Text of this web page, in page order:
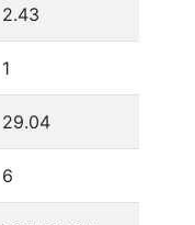
2.43
1
29.04
6